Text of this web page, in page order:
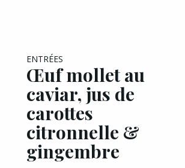
ENTRÉES
Œuf mollet au
caviar, jus de
carottes
citronnelle &
gingembre